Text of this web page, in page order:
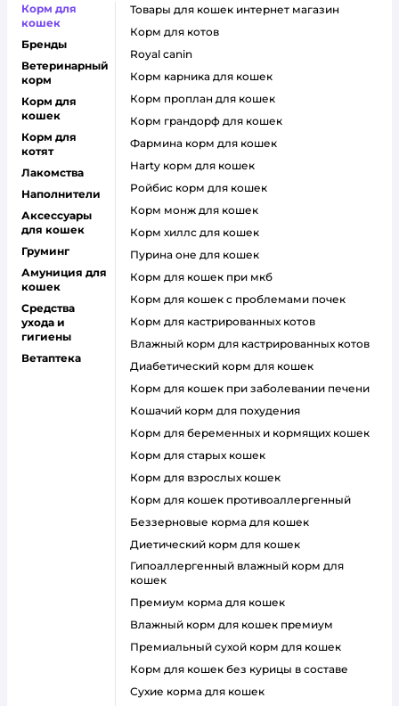
Корм для
кошек
Бренды
Ветеринарный
корм
Корм для
кошек
Корм для
котят
Лакомства
Наполнители
Аксессуары
для кошек
Груминг
Амуниция для
кошек
Средства
ухода и
гигиены
Ветаптека
товары для кошек интернет магазин
корм для котов
royal canin
корм карника для кошек
корм проплан для кошек
корм грандорф для кошек
фармина корм для кошек
harty корм для кошек
ройбис корм для кошек
корм монж для кошек
корм хиллс для кошек
пурина оне для кошек
корм для кошек при мкб
корм для кошек с проблемами почек
Корм для кастрированных котов
влажный корм для кастрированных котов
диабетический корм для кошек
корм для кошек при заболевании печени
кошачий корм для похудения
корм для беременных и кормящих кошек
корм для старых кошек
корм для взрослых кошек
корм для кошек противоаллергенный
беззерновые корма для кошек
диетический корм для кошек
гипоаллергенный влажный корм для
кошек
премиум корма для кошек
влажный корм для кошек премиум
премиальный сухой корм для кошек
корм для кошек без курицы в составе
сухие корма для кошек